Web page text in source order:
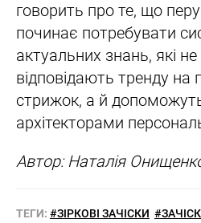
говорить про те, що
починає потребувати
актуальних знань, які не
відповідають тренду на
стрижок, а й
архітекторами
Автор: Наталія
ТЕГИ: #ЗІРКОВІ ЗАЧІСКИ